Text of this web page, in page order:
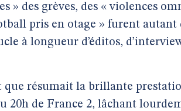
» des grèves, des « violences
pris en otage » furent autant
à longueur d’éditos,
résumait la brillante
20h de France 2, lâchant